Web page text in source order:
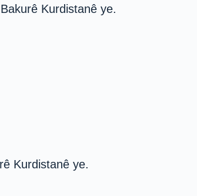
Kurdistanê ye.
Kurdistanê ye.